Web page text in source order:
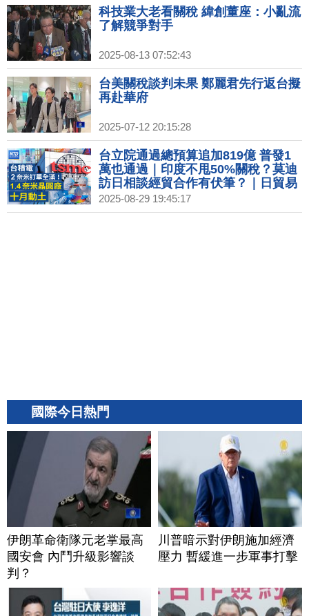
科技業大老看關稅 緯創董座：小亂流
了解競爭對手
2025-08-13 07:52:43
台美關稅談判未果 鄭麗君先行返台擬
再赴華府
2025-07-12 20:15:28
台立院通過總預算追加819億 普發1
萬也通過｜印度不甩50%關稅？莫迪
訪日相談經貿合作有伏筆？｜日貿易
談判代表：川普關稅發布前 將再赴美
訪問｜泰勒絲經濟學超狂 訂婚照破3
2025-08-29 19:45:17
國際今日熱門
伊朗革命衛隊元老掌最高
國安會 內鬥升級影響談
判？
川普暗示對伊朗施加經濟
壓力 暫緩進一步軍事打擊